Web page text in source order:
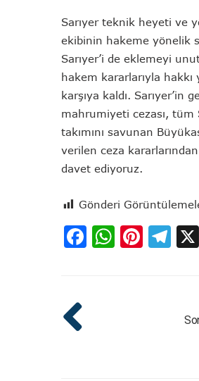
Sarıyer teknik heyeti ve
ekibinin hakeme yönelik
Sarıyer’i de eklemeyi
hakem kararlarıyla
karşıya kaldı. Sarıyer’in
mahrumiyeti cezası, tüm
takımını savunan
verilen ceza
davet ediyoruz.
Gönderi
Facebook